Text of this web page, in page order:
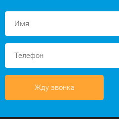
Жду звонка